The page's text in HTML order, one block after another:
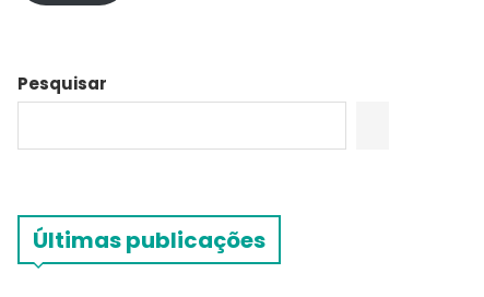
Pesquisar
Últimas publicações